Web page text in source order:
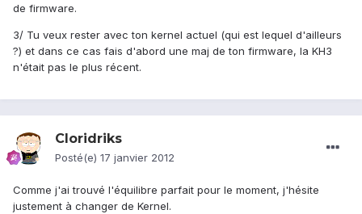
de firmware.
3/ Tu veux rester avec ton kernel actuel (qui est lequel d'ailleurs
?) et dans ce cas fais d'abord une maj de ton firmware, la KH3
n'était pas le plus récent.
Cloridriks
Posté(e) 17 janvier 2012
Comme j'ai trouvé l'équilibre parfait pour le moment, j'hésite
justement à changer de Kernel.